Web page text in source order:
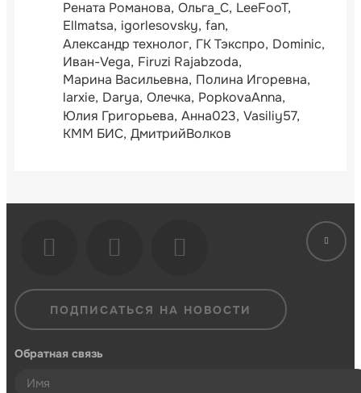
Рената Романова Ольга_С LeeFooT
Ellmatsa igorlesovsky fan
Александр технолог ГК Тэкспро Dominic
Иван-Vega Firuzi Rajabzoda
Марина Васильевна Полина Игоревна
larxie Darya Олечка PopkovaAnna
Юлия Григорьева Анна023 Vasiliy57
КММ БИС ДмитрийВолков
ПОДПИСАТЬСЯ НА НОВОСТИ
Обратная связь